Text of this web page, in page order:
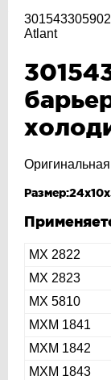
Atlant
МХ 2822
МХ 2823
МХ 5810
МХМ 1841
МХМ 1842
МХМ 1843